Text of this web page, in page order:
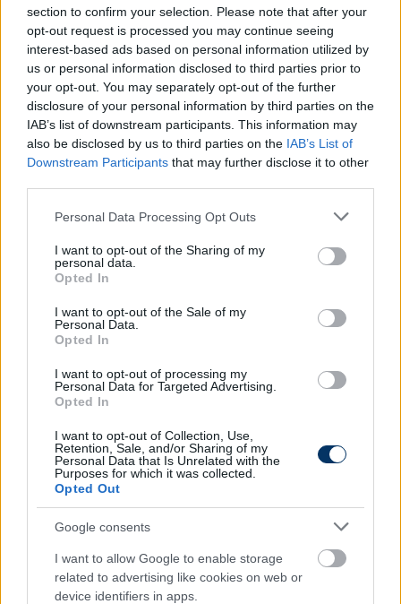
section to confirm your selection. Please note that after your
opt-out request is processed you may continue seeing
interest-based ads based on personal information utilized by
us or personal information disclosed to third parties prior to
your opt-out. You may separately opt-out of the further
disclosure of your personal information by third parties on the
IAB’s list of downstream participants. This information may
also be disclosed by us to third parties on the IAB’s List of
Downstream Participants that may further disclose it to other
Please note that this website/app uses one or more Google
not limited to your visit or usage behaviour. You may click to
grant or deny consent to Google and its third-party tags to
use your data for below specified purposes in below Google
consent section.
Personal Data Processing Opt Outs
I want to opt-out of the Sharing of my
personal data.
Opted In
I want to opt-out of the Sale of my
Personal Data.
Opted In
I want to opt-out of processing my
Personal Data for Targeted Advertising.
Opted In
I want to opt-out of Collection, Use,
Retention, Sale, and/or Sharing of my
Personal Data that Is Unrelated with the
Purposes for which it was collected.
Opted Out
Google consents
I want to allow Google to enable storage
related to advertising like cookies on web or
device identifiers in apps.
elnökötök helytelenül cselekszik. Szóval srácok, ti
hatással vagytok az emberekre. Mutassátok meg
ezt, erre kérlek benneteket! Tudom, hogy néhányan
közületek szeretitek a kamera előtt megmutatni,
milyen tökösek vagytok, de most eljött az idő, hogy
a való életben is megmutassátok ezt. Köszönöm a
figyelmeteket. Dicsőség Ukrajnának!
"Now the time's come to show your balls in
real life."
Former Borussia Dortmund and current West
Ham United player Andriy Yarmolenko has
called on Russia's national footballers to
publicly criticize the invasion of Ukraine.
pic.twitter.com/4j0ScKAUtg
— DW Sports (@dw_sports)March 2, 2022